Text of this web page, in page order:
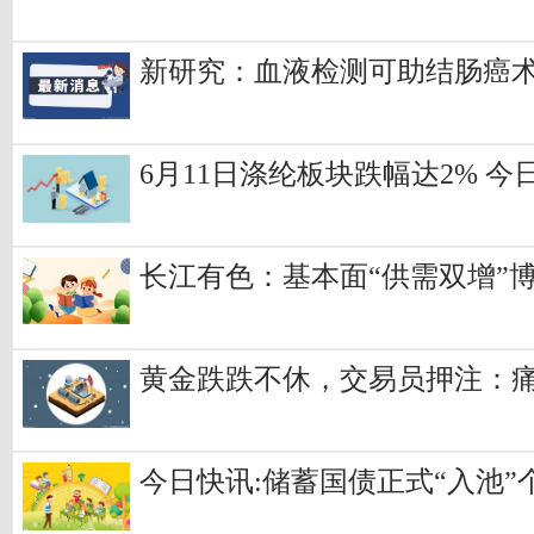
新研究：血液检测可助结肠癌
6月11日涤纶板块跌幅达2% 今
长江有色：基本面“供需双增”
黄金跌跌不休，交易员押注：
今日快讯:储蓄国债正式“入池”